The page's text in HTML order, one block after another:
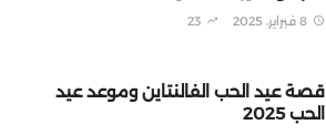
8 فبراير، 2025 23
قصة عيد الحب الفالنتاين وموعد عيد
الحب 2025